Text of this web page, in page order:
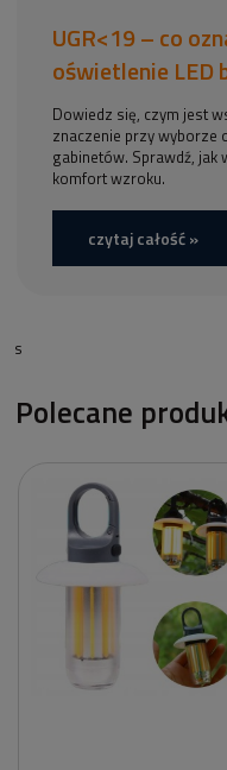
UGR<19 – co
oświetlenie LED
Dowiedz się, czym jest
znaczenie przy wyborze
gabinetów. Sprawdź, jak
komfort wzroku.
czytaj całość »
s
Polecane